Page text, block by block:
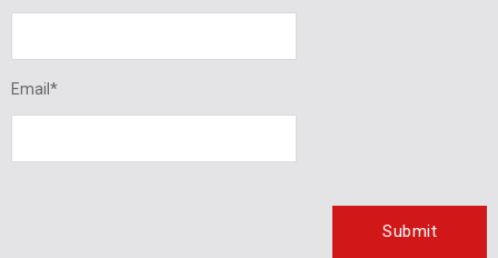
Email *